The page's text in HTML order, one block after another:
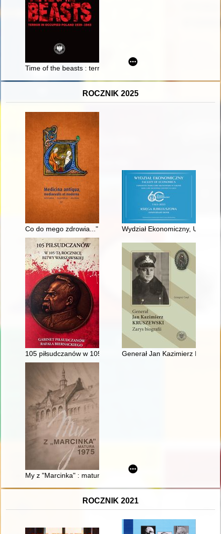
Time of the beasts : terror in occupied Poland 1939-1945
ROCZNIK 2025
Co do mego zdrowia..." : wyjazdy do uzdrowisk rodziny
Wydział Ekonomiczny,
105 piłsudczanów w 105-tą rocznicę bitwy warszawskiej :
Generał Jan Kazimierz
My z "Marcinka" : matura 1975
ROCZNIK 2021